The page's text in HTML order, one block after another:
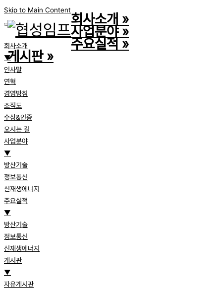
Skip to Main Content
회사소개
▼
인사말
연혁
경영방침
조직도
수상&인증
오시는 길
사업분야
▼
방산기술
정보통신
신재생에너지
주요실적
▼
방산기술
정보통신
신재생에너지
게시판
▼
자유게시판
회사소개 »
사업분야»
주요실적»
게시판»